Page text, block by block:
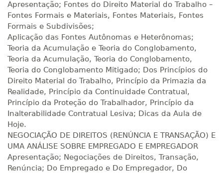
200 H 25dias 90dias
Matricular
220 H 28dias 90dias
R$ 1.090,51
Matricular
240 H 30 dias 90dias
R$ 1.189,66
Matricular
260 H
R$ 1.288,78
280 H 35dias 120 dias
R$ 1.387,93
Matricular
Apresentação; Fontes do Direito Material do Trabalho –
Fontes Formais e Materiais, Fontes Materiais, Fontes
Formais e Subdivisões;
Aplicação das Fontes Autônomas e Heterônomas;
Teoria da Acumulação e Teoria do Conglobamento,
Teoria da Acumulação, Teoria do Conglobamento,
Teoria do Conglobamento Mitigado; Dos Princípios do
Direito Material do Trabalho, Princípio da Primazia da
Realidade, Princípio da Continuidade Contratual,
Princípio da Proteção do Trabalhador, Princípio da
Inalterabilidade Contratual Lesiva; Dicas da Aula de
Hoje.
NEGOCIAÇÃO DE DIREITOS (RENÚNCIA E TRANSAÇÃO) E
UMA ANÁLISE SOBRE EMPREGADO E EMPREGADOR
Apresentação; Negociações de Direitos, Transação,
Renúncia; Do Empregado e Do Empregador, Do